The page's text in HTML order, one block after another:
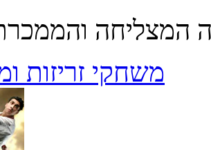
משחקי זריזות